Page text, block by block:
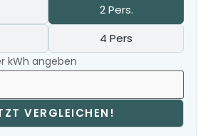
2 Pers.
4 Pers
kWh angeben
VERGLEICHEN!